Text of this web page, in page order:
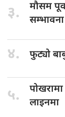
३. मौसम
४. फुट्यो
५.
लाइनमा